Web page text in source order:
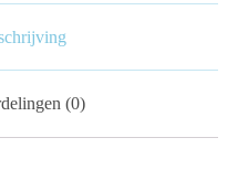
(0)